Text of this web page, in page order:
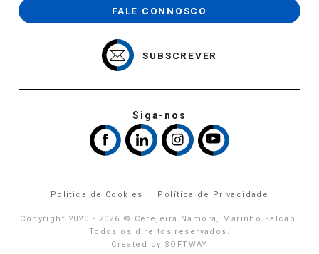
FALE CONNOSCO
SUBSCREVER
Siga-nos
Copyright 2020 - 2026 © Cerejeira Namora, Marinho Falcão.
Todos os direitos reservados.
Created by SOFTWAY
Política de Cookies Política de Privacidade